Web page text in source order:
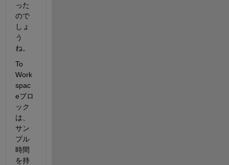
った
ので
しょ
う
ね。
To
Work
spac
eブロ
ック
は、
サン
プル
時間
を持